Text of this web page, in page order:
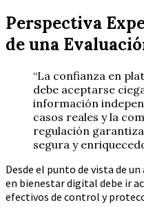
Perspectiva
de una
“La confianza en
debe aceptarse
información
casos reales y la
regulación
segura y
Desde el punto de vista de
en bienestar digital debe ir
efectivos de control y